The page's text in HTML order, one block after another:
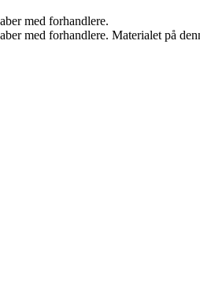
med forhandlere.
med forhandlere. Materialet på